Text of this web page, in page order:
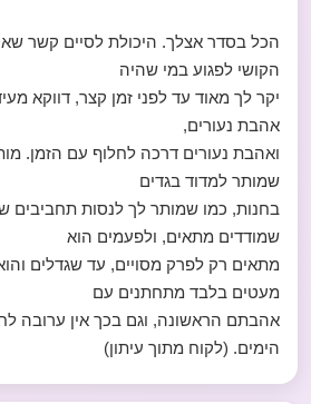
הכל בסדר אצלך. היכולת לסיים קשר
הקושי לפגוע במי שהיה
יקר לך מאוד עד לפני זמן קצר, דווקא
אהבת נעורים,
ואהבת נעורים דרכה לחלוף עם הזמן.
שמותר למדוד בגדים
בחנות, כמו שמותר לך לנסות תחביבים
שמודדים מתאים, ולפעמים הוא
מתאים רק לפרק מסויים, עד שגדלים
מעטים בלבד מתחתנים עם
אהבתם הראשונה, וגם בכך אין ערובה
הימים. (לקוח מתוך עיתון)